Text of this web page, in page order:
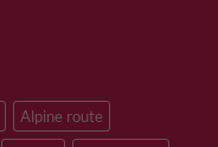
Alpine route